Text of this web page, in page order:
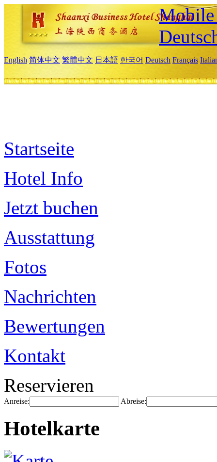
Mobile
English 简体中文 繁體中文 日本語 한국어 Deutsch Français
Startseite
Hotel Info
Jetzt buchen
Ausstattung
Fotos
Nachrichten
Bewertungen
Kontakt
Reservieren
Anreise: Abreise:
Hotelkarte